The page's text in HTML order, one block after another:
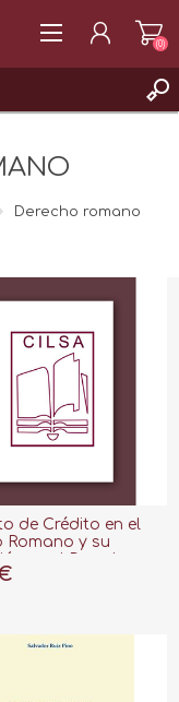
(0)
Derecho romano
de Crédito en el
Romano y su
"Estudio Histórico-